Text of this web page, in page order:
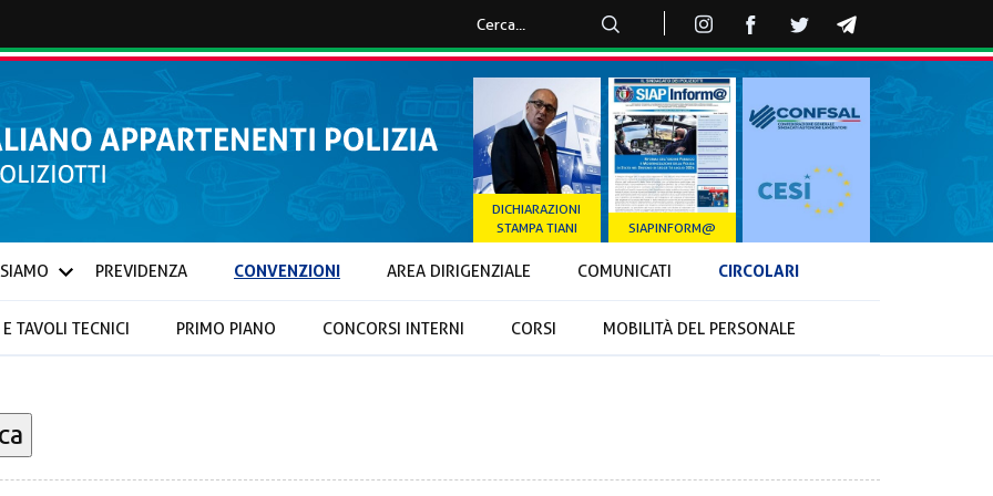
DICHIARAZIONI
STAMPA TIANI
SIAPINFORM@
TAVOLI TECNICI PRIMO PIANO CONCORSI INTERNI CORSI MOBILITÀ DEL PERSONALE
PREVIDENZA CONVENZIONI AREA DIRIGENZIALE COMUNICATI CIRCOLARI